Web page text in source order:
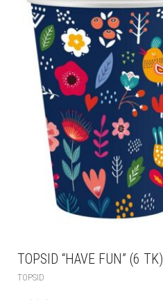
TOPSID “HAVE FUN” (6 TK)
TOPSID